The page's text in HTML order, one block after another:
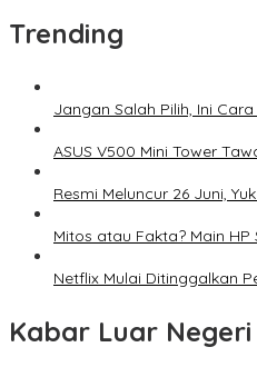
Trending
Jangan Salah Pilih, Ini
ASUS V500 Mini Tower
Resmi Meluncur 26 Juni,
Mitos atau Fakta? Main
Netflix Mulai Ditinggalkan
Kabar Luar Negeri